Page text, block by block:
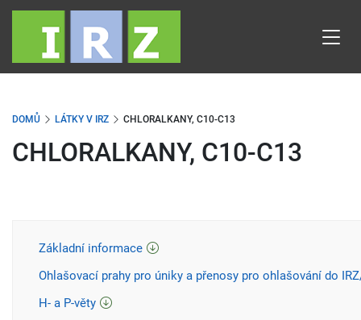
Přejít
obsahu
DOMŮ LÁTKY V IRZ CHLORALKANY, C10-C13
CHLORALKANY, C10-C13
Základní informace
Ohlašovací prahy pro úniky a přenosy pro ohlašování do
H- a P-věty